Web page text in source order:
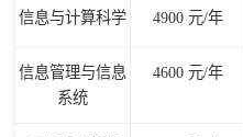
信息与计算科学 4900 元/年
信息管理与信息
系统
4600 元/年